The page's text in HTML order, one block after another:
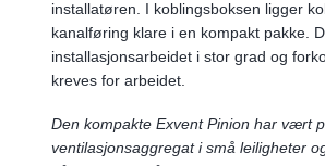
installatøren. I koblingsboksen ligger
kanalføring klare i en kompakt pakke.
installasjonsarbeidet i stor grad og
kreves for arbeidet.
Den kompakte Exvent Pinion har vært
ventilasjonsaggregat i små leiligheter